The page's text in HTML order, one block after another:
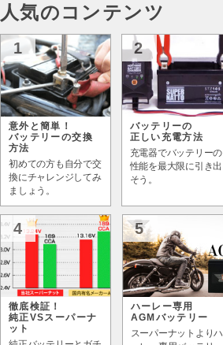
人気のコンテンツ
1
意外と簡単！
バッテリーの交換
方法
初めての方も自分で交
換にチャレンジしてみ
ましょう。
2
バッテリーの
正しい充電方法
充電器でバッテリーの
性能を最大限に引き出
そう。
4
徹底検証！
純正VSスーパーナ
ット
5
ハーレー専用
AGMバッテリー
スーパーナットよりハ